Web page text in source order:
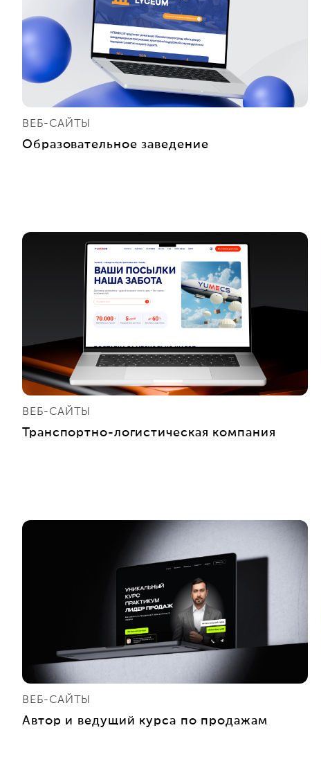
ВЕБ-САЙТЫ
Образовательное заведение
ВЕБ-САЙТЫ
Транспортно-логистическая компания
ВЕБ-САЙТЫ
Автор и ведущий курса по продажам